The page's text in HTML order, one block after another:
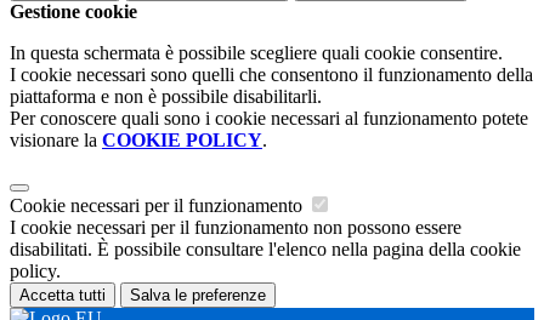
Gestione cookie
In questa schermata è possibile scegliere quali cookie consentire.
I cookie necessari sono quelli che consentono il funzionamento della
piattaforma e non è possibile disabilitarli.
Per conoscere quali sono i cookie necessari al funzionamento potete
visionare la COOKIE POLICY.
Cookie necessari per il funzionamento
I cookie necessari per il funzionamento non possono essere
disabilitati. È possibile consultare l'elenco nella pagina della cookie
policy.
Accetta tutti Salva le preferenze